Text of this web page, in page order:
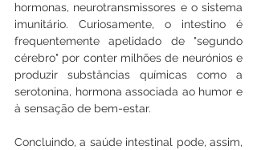
hormonas, neurotransmissores e o sistema
imunitário. Curiosamente, o intestino é
frequentemente apelidado de "segundo
cérebro" por conter milhões de neurónios e
produzir substâncias químicas como a
serotonina, hormona associada ao humor e
à sensação de bem-estar.
Concluindo, a saúde intestinal pode, assim,